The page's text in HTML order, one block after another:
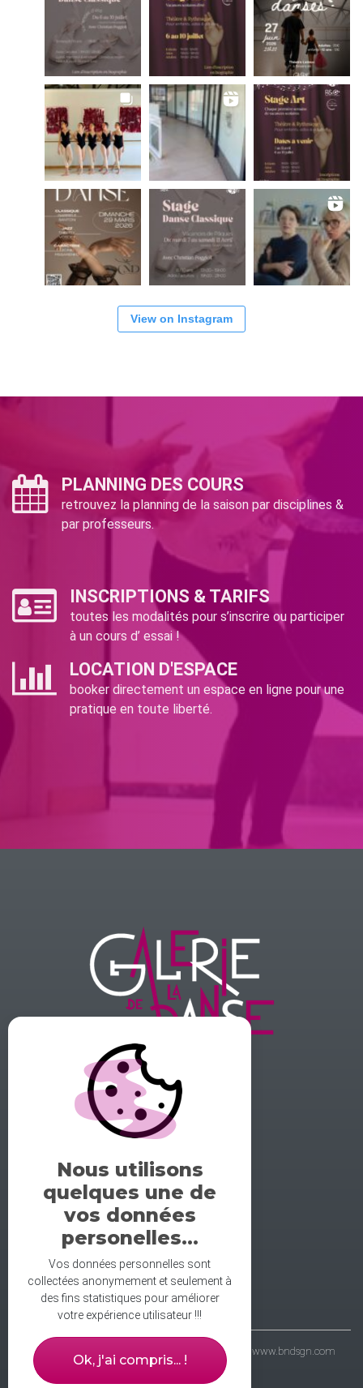
View on Instagram
PLANNING DES COURS
retrouvez la planning de la saison par disciplines &
par professeurs.
INSCRIPTIONS & TARIFS
toutes les modalités pour s’inscrire ou participer
à un cours d’ essai !
LOCATION D'ESPACE
booker directement un espace en ligne pour une
pratique en toute liberté.
GALERIE DE LA DANSE
1 rue midol 25000 Besançon
tel: 06.71.93.54.75
contact@galeriedeladanse.fr
facebook/galeriedeladanse
instagram/lagaleriedeladanse
- galerie de la danse © 2021 - wbdsgn & wbdvp : www.bndsgn.com
Nous utilisons
quelques une de
vos données
personelles...
Vos données personnelles sont
collectées anonymement et seulement à
des fins statistiques pour améliorer
votre expérience utilisateur !!!
Ok, j'ai compris... !